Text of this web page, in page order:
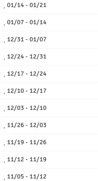
01/14 - 01/21
01/07 - 01/14
12/31 - 01/07
12/24 - 12/31
12/17 - 12/24
12/10 - 12/17
12/03 - 12/10
11/26 - 12/03
11/19 - 11/26
11/12 - 11/19
11/05 - 11/12